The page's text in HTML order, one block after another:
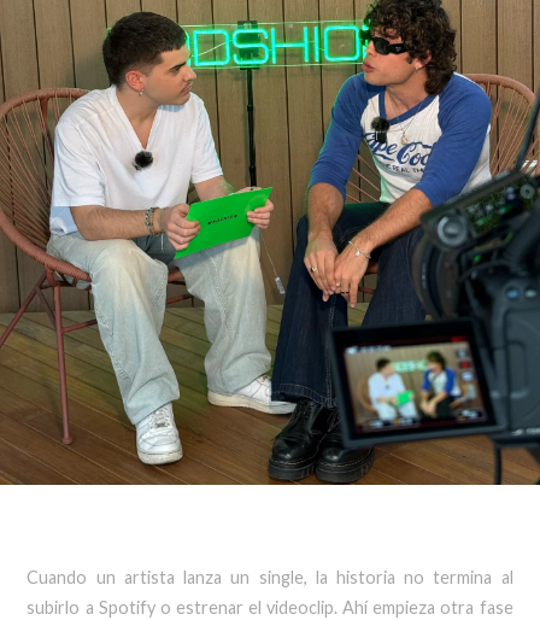
Cuando un artista lanza un single, la historia no termina al
subirlo a Spotify o estrenar el videoclip. Ahí empieza otra fase